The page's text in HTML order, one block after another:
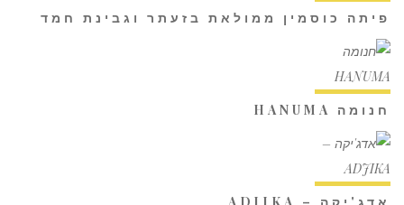
פיתה כוסמין ממולאת בזעתר וגבינת חמד
חנומה HANUMA